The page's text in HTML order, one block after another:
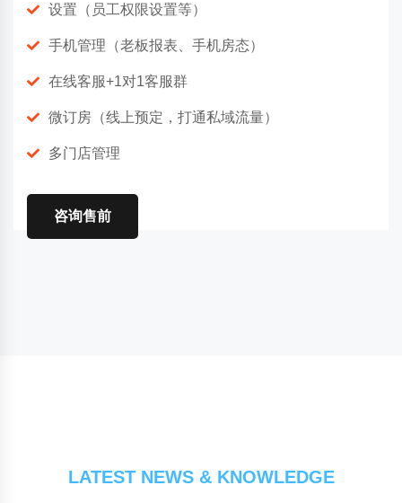
设置（员工权限设置等）
手机管理（老板报表、手机房态）
在线客服+1对1客服群
微订房（线上预定，打通私域流量）
多门店管理
咨询售前
LATEST NEWS & KNOWLEDGE